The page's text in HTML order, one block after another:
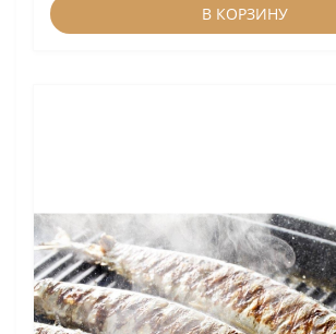
В КОРЗИНУ